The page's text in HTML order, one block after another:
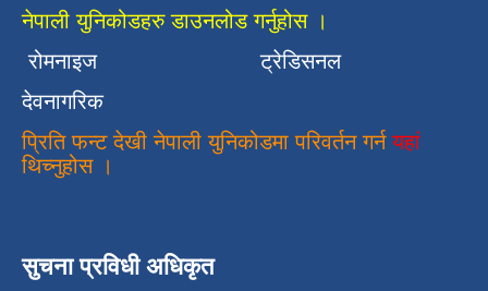
नेपाली युनिकोडहरु डाउनलोड गर्नुहोस ।
रोमनाइज
ट्रेडिसनल
देवनागरिक
प्रिति फन्ट देखी नेपाली युनिकोडमा परिवर्तन गर्न यहां
थिच्नुहोस ।
सुचना प्रविधी अधिकृत